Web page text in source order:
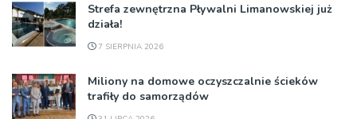
Strefa zewnętrzna Pływalni Limanowskiej już
działa!
7 SIERPNIA 2026
Miliony na domowe oczyszczalnie ścieków
trafiły do samorządów